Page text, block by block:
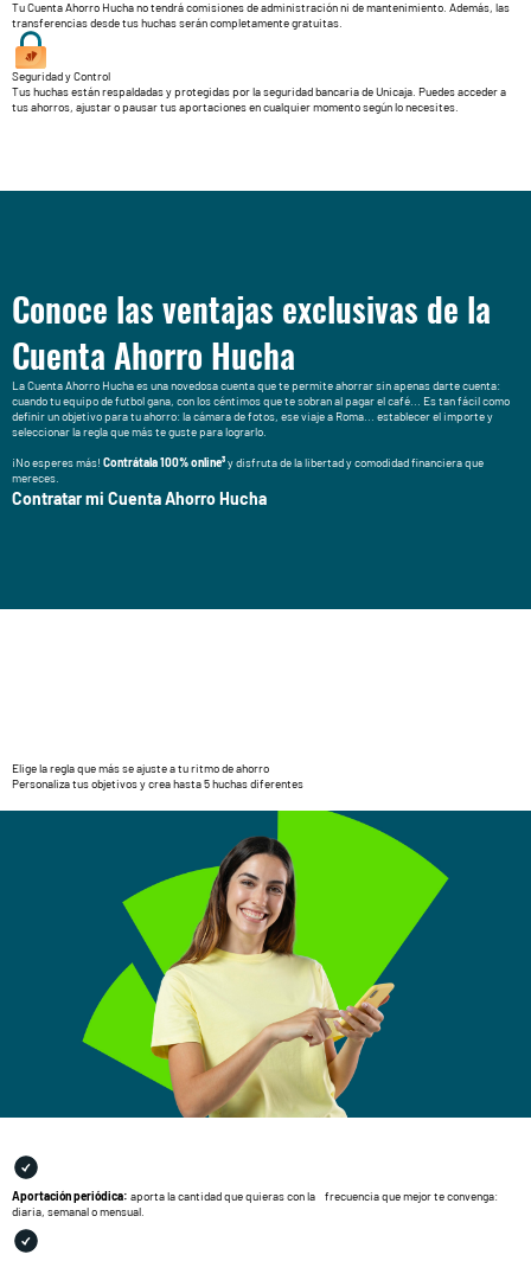
Tu Cuenta Ahorro Hucha no tendrá comisiones de administración ni de mantenimiento. Además, las
transferencias desde tus huchas serán completamente gratuitas.
Seguridad y Control
Tus huchas están respaldadas y protegidas por la seguridad bancaria de Unicaja. Puedes acceder a
tus ahorros, ajustar o pausar tus aportaciones en cualquier momento según lo necesites.
Conoce las ventajas exclusivas de la
Cuenta Ahorro Hucha
La Cuenta Ahorro Hucha es una novedosa cuenta que te permite ahorrar sin apenas darte cuenta:
cuando tu equipo de futbol gana, con los céntimos que te sobran al pagar el café... Es tan fácil como
definir un objetivo para tu ahorro: la cámara de fotos, ese viaje a Roma... establecer el importe y
seleccionar la regla que más te guste para lograrlo.
¡No esperes más! Contrátala 100% online³y disfruta de la libertad y comodidad financiera que
mereces.
Contratar mi Cuenta Ahorro Hucha
Elige la regla que más se ajuste a tu ritmo de ahorro
Personaliza tus objetivos y crea hasta 5 huchas diferentes
Aportación periódica: aporta la cantidad que quieras con la frecuencia que mejor te convenga:
diaria, semanal o mensual.